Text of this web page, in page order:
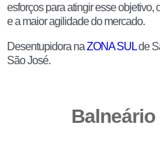
esforços para atingir esse
e a maior agilidade do mercado.
Desentupidora naZONA SULde
São José.